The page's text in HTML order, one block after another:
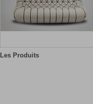
Les Produits